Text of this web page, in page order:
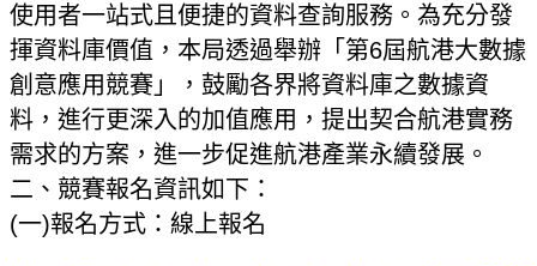
使用者一站式且便捷的資料查詢服務。為充分發
揮資料庫價值，本局透過舉辦「第6屆航港大數據
創意應用競賽」，鼓勵各界將資料庫之數據資
料，進行更深入的加值應用，提出契合航港實務
需求的方案，進一步促進航港產業永續發展。
二、競賽報名資訊如下：
(一)報名方式：線上報名